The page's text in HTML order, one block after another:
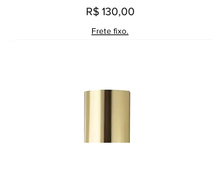
Preço
R$ 130,00
Frete fixo.